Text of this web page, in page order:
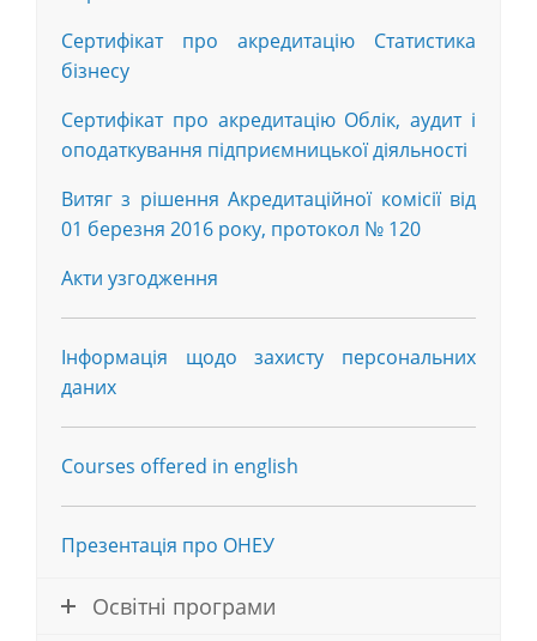
Сертифікат про акредитацію Статистика
бізнесу
Сертифікат про акредитацію Облік, аудит і
оподаткування підприємницької діяльності
Витяг з рішення Акредитаційної комісії від
01 березня 2016 року, протокол № 120
Акти узгодження
Інформація щодо захисту персональних
даних
Courses offered in english
Презентація про ОНЕУ
Освітні програми